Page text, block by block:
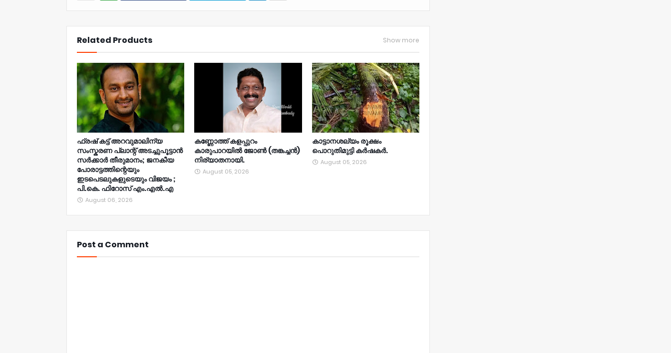
Related Products Show more
ഫ്രഷ് കട്ട് അറവുമാലിന്യ
സംസ്കരണ പ്ലാന്റ് അടച്ചുപൂട്ടാൻ
സർക്കാർ തീരുമാനം; ജനകീയ
പോരാട്ടത്തിന്റെയും
ഇടപെടലുകളുടെയും വിജയം ;
പി.കെ. ഫിറോസ് എം.എൽ‍.എ
August 06, 2026
കണ്ണോത്ത് കളപ്പുറം
കാരുപാറയിൽ ജോൺ (തങ്കച്ചൻ)
നിര്യാതനായി.
August 05, 2026
കാട്ടാനശല്യം രൂക്ഷം
പൊറുതിമുട്ടി കർഷകർ.
August 05, 2026
Post a Comment